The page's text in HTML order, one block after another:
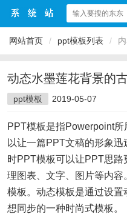
网站首页 / ppt模板列表 /
动态水墨莲花背景的
ppt模板 2019-05-07
PPT模板是指Powerpoint
以让一篇PPT文稿的形象
时PPT模板可以让PPT思
理图表、文字、图片等内
模板。动态模板是通过设
想同步的一种时尚式模板。